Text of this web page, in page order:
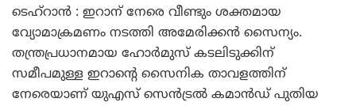
ടെഹ്റാൻ : ഇറാന് നേരെ വീണ്ടും ശക്തമായ
വ്യോമാക്രമണം നടത്തി അമേരിക്കൻ സൈന്യം.
തന്ത്രപ്രധാനമായ ഹോർമുസ് കടലിടുക്കിന്
സമീപമുള്ള ഇറാന്റെ സൈനിക താവളത്തിന്
നേരെയാണ് യുഎസ് സെൻട്രൽ കമാൻഡ് പുതിയ